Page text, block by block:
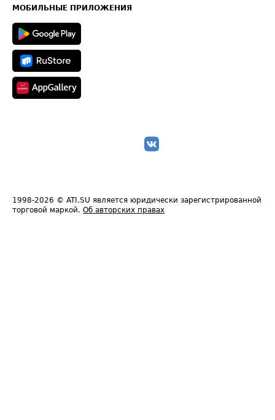
Техническая информация
МОБИЛЬНЫЕ ПРИЛОЖЕНИЯ
1998-2026 © ATI.SU является юридически зарегистрированной
торговой маркой. Об авторских правах